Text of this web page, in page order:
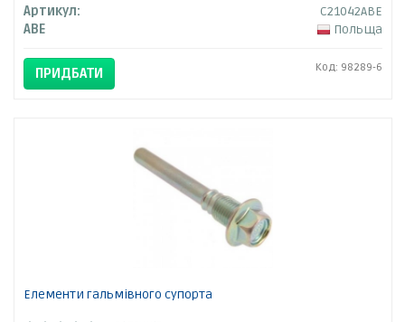
Артикул:
C21042ABE
ABE
Польща
ПРИДБАТИ Код: 98289-6
Елементи гальмівного супорта